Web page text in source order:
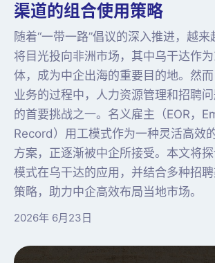
渠道的组合使用策略
随着“一带一路”倡议的深入推进，越
将目光投向非洲市场，其中乌干达作
体，成为中企出海的重要目的地。然
业务的过程中，人力资源管理和招聘
的首要挑战之一。名义雇主（EOR，
Record）用工模式作为一种灵活高效
方案，正逐渐被中企所接受。本文将
模式在乌干达的应用，并结合多种招
策略，助力中企高效布局当地市场。
2026年 6月23日